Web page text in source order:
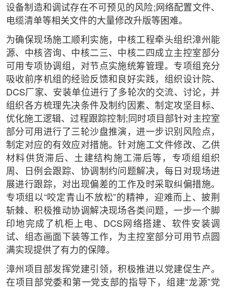
设备制造和调试存在不可预见的风险;网络配置文件、
电缆清单等相关文件的大量修改升版等困难。
为确保现场施工顺利实施，中核工程牵头组织漳州能
源、中核咨询、中核二三、中核二四成立主控室部分
可用专项协调组，对节点实施统筹管理。专项组充分
吸收前序机组的经验反馈和良好实践，组织设计院、
DCS厂家、安装单位进行了多轮次的交流、讨论，并
组织各方梳理先决条件及制约因素、制定攻坚目标、
优化施工逻辑、过程跟踪控制;同时项目部针对主控室
部分可用进行了三轮沙盘推演，进一步识别风险点，
制定对应的有效应对措施。针对施工文件修改、乙供
材料供货滞后、土建结构施工滞后等，专项组组织
周、日例会跟踪、协调制约问题解决，每日对现场进
展进行跟踪，对出现偏差的工作及时采取纠偏措施。
专项组以“咬定青山不放松”的精神，迎难而上、披荆
斩棘、积极推动协调解决现场各类问题，一步一个脚
印地完成了机柜上电、DCS网络搭建、软件安装调
试、组态画面下装等工作，为主控室部分可用节点圆
满实现提供了有力的保障。
漳州项目部发挥党建引领，积极推进以党建促生产。
在项目部党委和第一党支部的指导下，组建“龙源”党